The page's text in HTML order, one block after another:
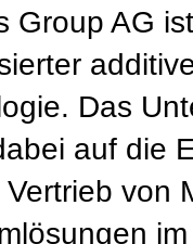
Group AG
Das
auf die
von